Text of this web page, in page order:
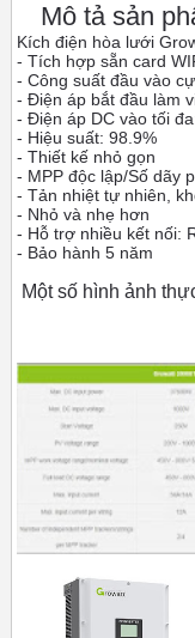
Mô tả sản
Kích điện hòa lưới
- Tích hợp sẵn card
- Công suất đầu vào
- Điện áp bắt đầu làm
- Điện áp DC vào tối
- Hiệu suất: 98.9%
- Thiết kế nhỏ gọn
- MPP độc lập/Số dãy
- Tản nhiệt tự nhiên,
- Nhỏ và nhẹ hơn
- Hỗ trợ nhiều kết nối:
- Bảo hành 5 năm
Một số hình ảnh